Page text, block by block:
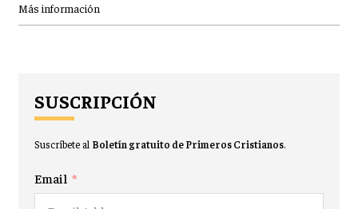
Más información
SUSCRIPCIÓN
Suscríbete al Boletín gratuito de Primeros Cristianos.
Email